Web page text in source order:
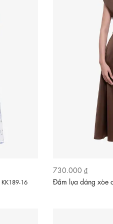
KK189-16
730.000 ₫
Đầm lụa dáng xòe